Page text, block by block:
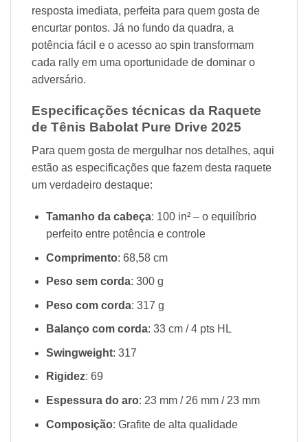
resposta imediata, perfeita para quem gosta de
encurtar pontos. Já no fundo da quadra, a
potência fácil e o acesso ao spin transformam
cada rally em uma oportunidade de dominar o
adversário.
Especificações técnicas da Raquete
de Tênis Babolat Pure Drive 2025
Para quem gosta de mergulhar nos detalhes, aqui
estão as especificações que fazem desta raquete
um verdadeiro destaque:
Tamanho da cabeça: 100 in² – o equilíbrio
perfeito entre potência e controle
Comprimento: 68,58 cm
Peso sem corda: 300 g
Peso com corda: 317 g
Balanço com corda: 33 cm / 4 pts HL
Swingweight: 317
Rigidez: 69
Espessura do aro: 23 mm / 26 mm / 23 mm
Composição: Grafite de alta qualidade